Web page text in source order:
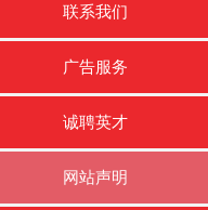
联系我们
广告服务
诚聘英才
网站声明